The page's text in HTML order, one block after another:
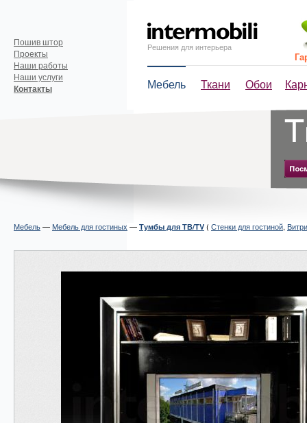
Решения для интерьера
Мебель Ткани Обои
Пошив штор
Проекты
Наши работы
Наши услуги
Контакты
Мебель— Мебель для гостиных — Тумбы для ТВ/TV ( Стенки для гостиной,